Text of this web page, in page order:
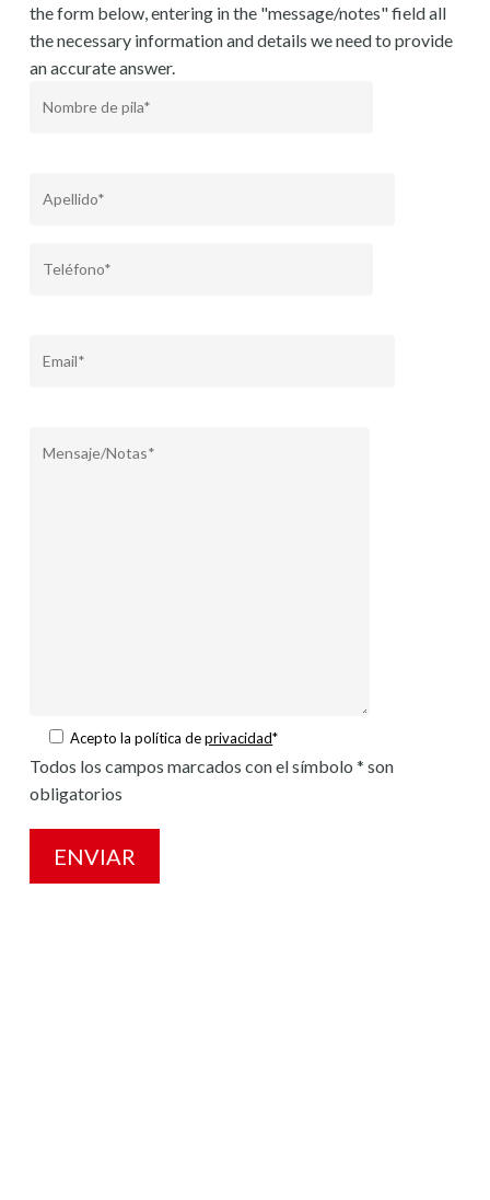
the form below, entering in the "message/notes" field all
the necessary information and details we need to provide
an accurate answer.
Acepto la política deprivacidad*
Todos los campos marcados con el símbolo * son
obligatorios